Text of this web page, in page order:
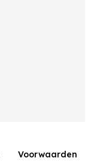
Voorwaarden